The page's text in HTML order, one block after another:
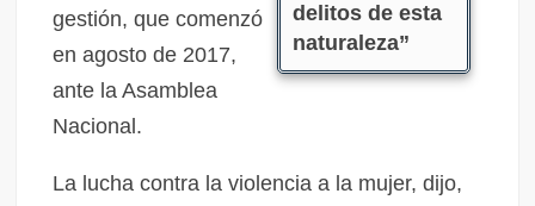
delitos de esta
naturaleza”
gestión, que comenzó
en agosto de 2017,
ante la Asamblea
Nacional.
La lucha contra la violencia a la mujer, dijo,